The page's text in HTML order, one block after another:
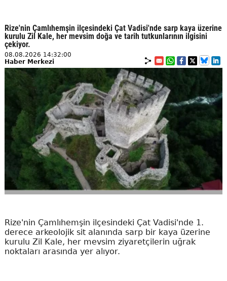
Rize'nin Çamlıhemşin ilçesindeki Çat Vadisi'nde sarp kaya üzerine
kurulu Zil Kale, her mevsim doğa ve tarih tutkunlarının ilgisini
çekiyor.
08.08.2026 14:32:00
Haber Merkezi
Rize'nin Çamlıhemşin ilçesindeki Çat Vadisi'nde 1.
derece arkeolojik sit alanında sarp bir kaya üzerine
kurulu Zil Kale, her mevsim ziyaretçilerin uğrak
noktaları arasında yer alıyor.